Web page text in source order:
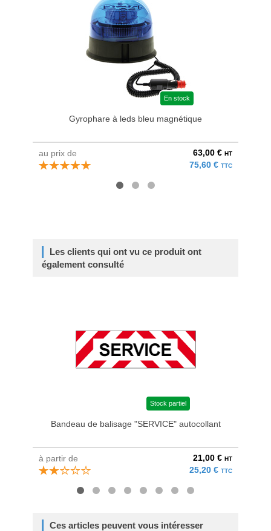
En stock
Gyrophare à leds bleu magnétique
au prix de 63,00 € HT
75,60 € TTC
Les clients qui ont vu ce produit ont
également consulté
Stock partiel
Bandeau de balisage "SERVICE" autocollant
à partir de 21,00 € HT
25,20 € TTC
Ces articles peuvent vous intéresser